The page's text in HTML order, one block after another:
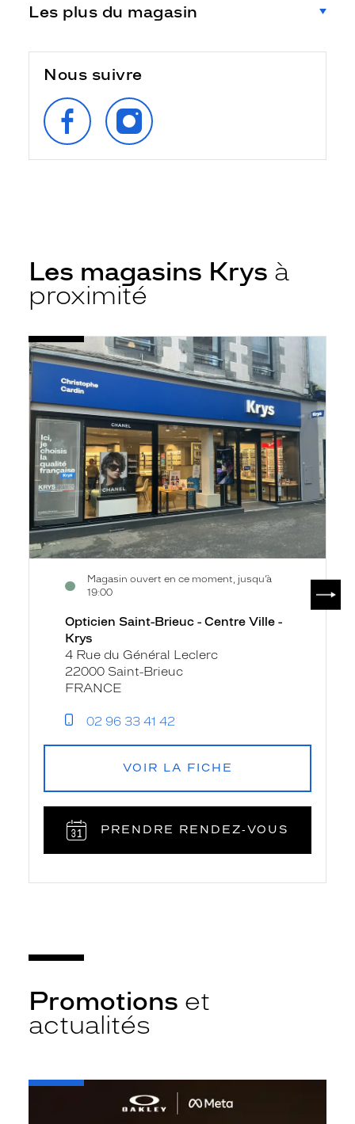
Les plus du magasin
Nous suivre
SUIVEZ‑NOUS
SUR
FACEBOOK
SUIVEZ‑NOUS
SUR
INSTAGRAM
Les magasins Krys à
proximité
Opticien
Saint-
Brieuc
-
Centre
Ville
-
Krys
Magasin ouvert en ce moment, jusqu’à
19:00
Voir
la
fiche
Opticien Saint-Brieuc - Centre Ville -
Krys
4 Rue du Général Leclerc
22000 Saint-Brieuc
FRANCE
02 96 33 41 42
VOIR LA FICHE
PRENDRE RENDEZ‑VOUS
Promotions et
actualités
-